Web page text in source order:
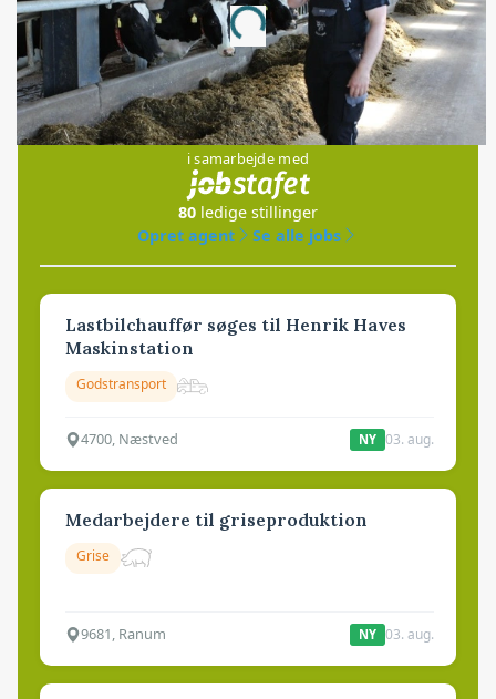
Loading...
Jobs
i samarbejde med
80 ledige stillinger
Opret agent
Se alle jobs
Lastbilchauffør søges til Henrik Haves
Maskinstation
Godstransport
4700, Næstved NY 03. aug.
Medarbejdere til griseproduktion
Grise
9681, Ranum NY 03. aug.